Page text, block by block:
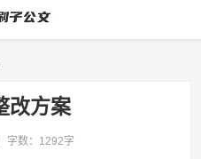
改方案
字数：1292字